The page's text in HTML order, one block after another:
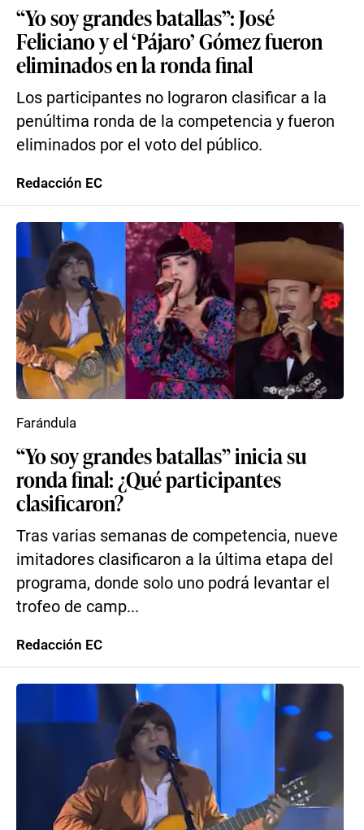
“Yo soy grandes batallas”: José
Feliciano y el ‘Pájaro’ Gómez fueron
eliminados en la ronda final
Los participantes no lograron clasificar a la
penúltima ronda de la competencia y fueron
eliminados por el voto del público.
Redacción EC
“Yo soy grandes batallas” inicia su
ronda final: ¿Qué participantes
clasificaron?
Tras varias semanas de competencia, nueve
imitadores clasificaron a la última etapa del
programa, donde solo uno podrá levantar el
trofeo de camp...
Farándula
Redacción EC